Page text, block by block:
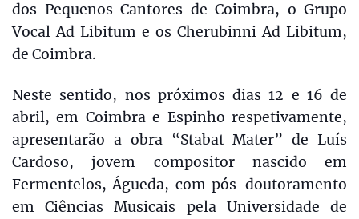
dos Pequenos Cantores de Coimbra, o Grupo
Vocal Ad Libitum e os Cherubinni Ad Libitum,
de Coimbra.
Neste sentido, nos próximos dias 12 e 16 de
abril, em Coimbra e Espinho respetivamente,
apresentarão a obra “Stabat Mater” de Luís
Cardoso, jovem compositor nascido em
Fermentelos, Águeda, com pós-doutoramento
em Ciências Musicais pela Universidade de